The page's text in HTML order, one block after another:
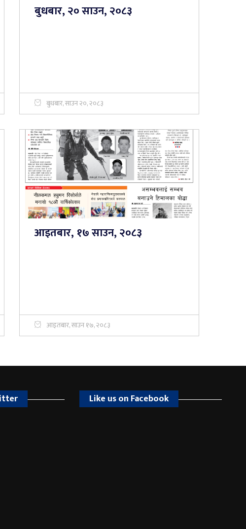
बुधबार, २० साउन, २०८३
बुधबार, साउन २०, २०८३
आइतबार, १७ साउन, २०८३
आइतबार, साउन १७, २०८३
Like us on Facebook